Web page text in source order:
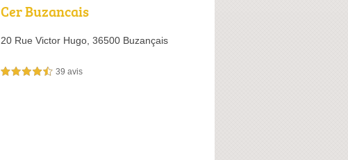
Cer Buzancais
20 Rue Victor Hugo, 36500 Buzançais
4,5 étoiles sur 5 39 avis